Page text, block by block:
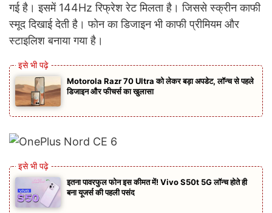
गई है। इसमें 144Hz रिफ्रेश रेट मिलता है। जिससे स्क्रीन काफी
स्मूद दिखाई देती है। फोन का डिजाइन भी काफी प्रीमियम और
स्टाइलिश बनाया गया है।
Motorola Razr 70 Ultra को लेकर बड़ा अपडेट, लॉन्च से पहले
डिजाइन और फीचर्स का खुलासा
इतना पावरफुल फोन इस कीमत में! Vivo S50t 5G लॉन्च होते ही
बना यूजर्स की पहली पसंद